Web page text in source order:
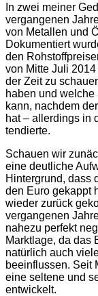
In zwei meiner
vergangenen
von Metallen und
Dokumentiert
den
von Mitte Juli
der Zeit zu
haben und
kann, nachdem
hat – allerdings in
tendierte.
Schauen wir
eine deutliche
Hintergrund, dass
den Euro gekappt
wieder zurück
vergangenen
nahezu perfekt
Marktlage, da das
natürlich auch
beeinflussen. Seit
eine seltene und
entwickelt.